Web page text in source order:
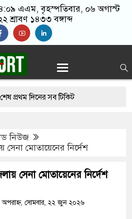
এএম, বৃহস্পতিবার, ০৬ অগাস্ট
শ্রাবণ ১৪৩৩ বঙ্গাব্দ
দিনের সব টিকিট
ছাড়া প্রবেশ বন্ধ
৫০ বেত্রাঘাত
নিউজ
মোতায়েনের নির্দেশ
সেনা মোতায়েনের নির্দেশ
সোমবার, ২২ জুন ২০২৬